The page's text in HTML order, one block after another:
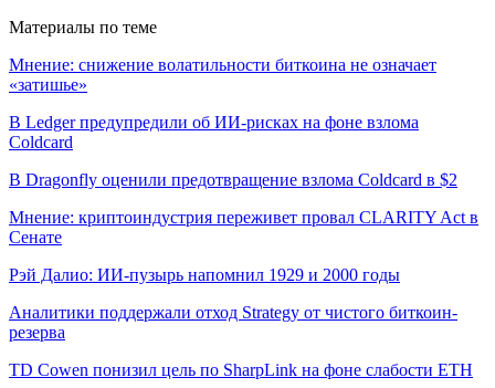
Материалы по теме
Мнение: снижение волатильности биткоина не означает
«затишье»
В Ledger предупредили об ИИ-рисках на фоне взлома
Coldcard
В Dragonfly оценили предотвращение взлома Coldcard в $2
Мнение: криптоиндустрия переживет провал CLARITY Act в
Сенате
Рэй Далио: ИИ-пузырь напомнил 1929 и 2000 годы
Аналитики поддержали отход Strategy от чистого биткоин-
резерва
TD Cowen понизил цель по SharpLink на фоне слабости ETH